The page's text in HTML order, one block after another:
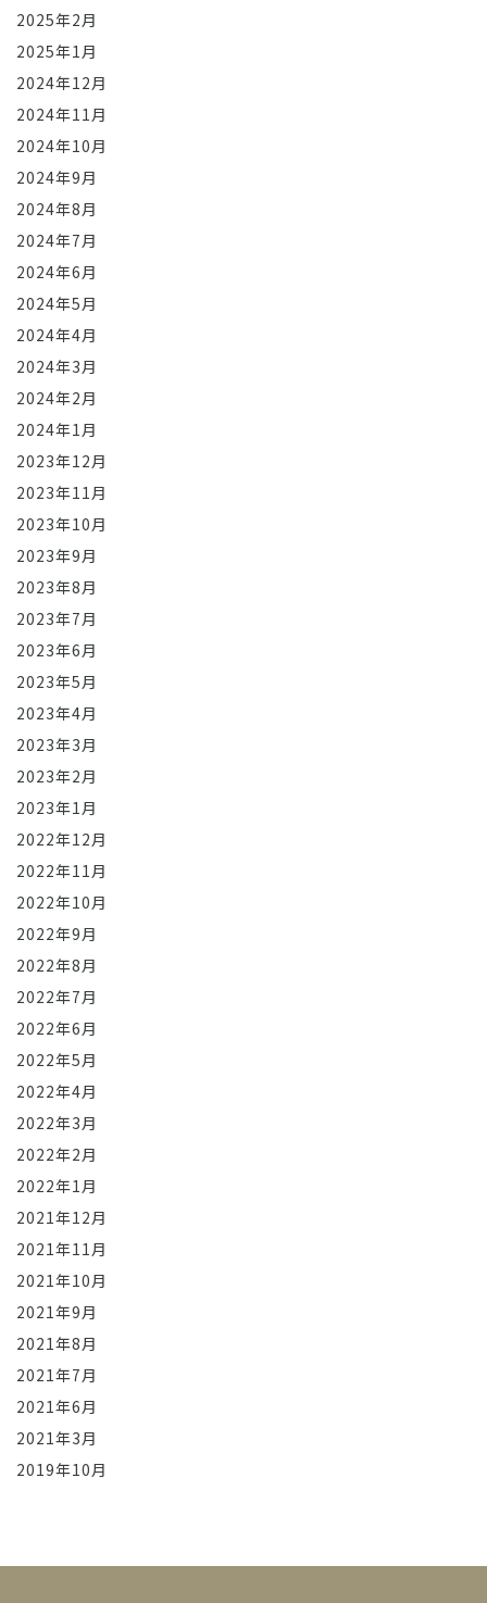
2025年2月
2025年1月
2024年12月
2024年11月
2024年10月
2024年9月
2024年8月
2024年7月
2024年6月
2024年5月
2024年4月
2024年3月
2024年2月
2024年1月
2023年12月
2023年11月
2023年10月
2023年9月
2023年8月
2023年7月
2023年6月
2023年5月
2023年4月
2023年3月
2023年2月
2023年1月
2022年12月
2022年11月
2022年10月
2022年9月
2022年8月
2022年7月
2022年6月
2022年5月
2022年4月
2022年3月
2022年2月
2022年1月
2021年12月
2021年11月
2021年10月
2021年9月
2021年8月
2021年7月
2021年6月
2021年3月
2019年10月